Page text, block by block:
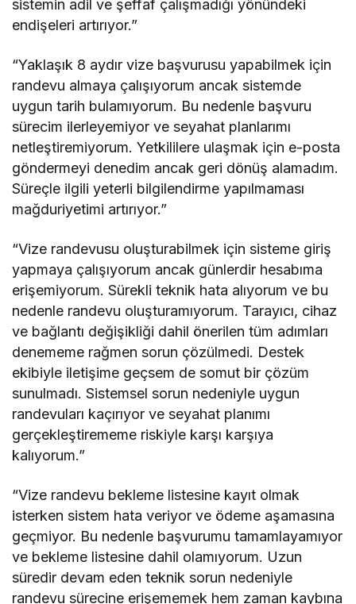
sistemin adil ve şeffaf çalışmadığı yönündeki
endişeleri artırıyor.”
“Yaklaşık 8 aydır vize başvurusu yapabilmek için
randevu almaya çalışıyorum ancak sistemde
uygun tarih bulamıyorum. Bu nedenle başvuru
sürecim ilerleyemiyor ve seyahat planlarımı
netleştiremiyorum. Yetkililere ulaşmak için e-posta
göndermeyi denedim ancak geri dönüş alamadım.
Süreçle ilgili yeterli bilgilendirme yapılmaması
mağduriyetimi artırıyor.”
“Vize randevusu oluşturabilmek için sisteme giriş
yapmaya çalışıyorum ancak günlerdir hesabıma
erişemiyorum. Sürekli teknik hata alıyorum ve bu
nedenle randevu oluşturamıyorum. Tarayıcı, cihaz
ve bağlantı değişikliği dahil önerilen tüm adımları
denememe rağmen sorun çözülmedi. Destek
ekibiyle iletişime geçsem de somut bir çözüm
sunulmadı. Sistemsel sorun nedeniyle uygun
randevuları kaçırıyor ve seyahat planımı
gerçekleştirememe riskiyle karşı karşıya
kalıyorum.”
“Vize randevu bekleme listesine kayıt olmak
isterken sistem hata veriyor ve ödeme aşamasına
geçmiyor. Bu nedenle başvurumu tamamlayamıyor
ve bekleme listesine dahil olamıyorum. Uzun
süredir devam eden teknik sorun nedeniyle
randevu sürecine erişememek hem zaman kaybına